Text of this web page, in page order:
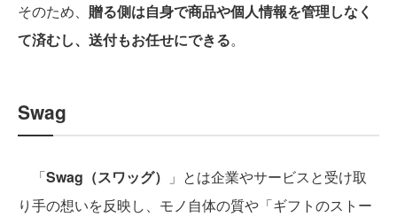
そのため、 贈る側は自身で商品や個人情報を管理しなく
て済むし、送付もお任せにできる。
Swag
「Swag（スワッグ）
」とは企業やサービスと受け取
り手の想いを反映し、モノ自体の質や「ギフトのストー